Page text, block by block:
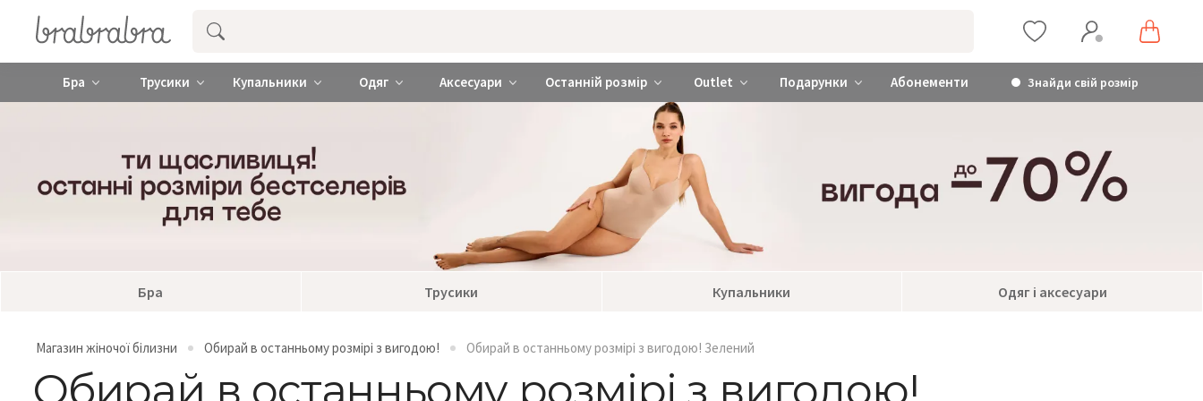
Купити нижню жіночу білизну ❤️ brabrabra ❤️ Київ та Україна
Бра Трусики Купальники Одяг Аксесуари Останній розмір Outlet Подарунки Абонементи Знайди свій розмір
Бра Трусики Купальники Одяг і аксесуари
Магазин жіночої білизни Обирай в останньому розмірі з вигодою! Обирай в останньому розмірі з вигодою! Зелений
Обирай в останньому розмірі з вигодою!